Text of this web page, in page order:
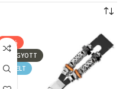
-25%
ELFOGYOTT
KIEMELT